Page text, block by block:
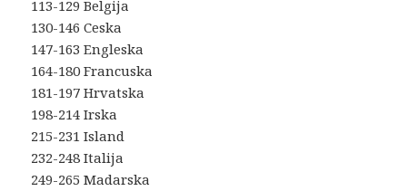
113-129 Belgija
130-146 Ceska
147-163 Engleska
164-180 Francuska
181-197 Hrvatska
198-214 Irska
215-231 Island
232-248 Italija
249-265 Madarska